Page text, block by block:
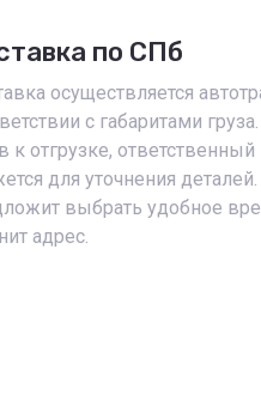
по СПб
осуществляется
с габаритами
к отгрузке,
для уточнения
выбрать удобное
адрес.